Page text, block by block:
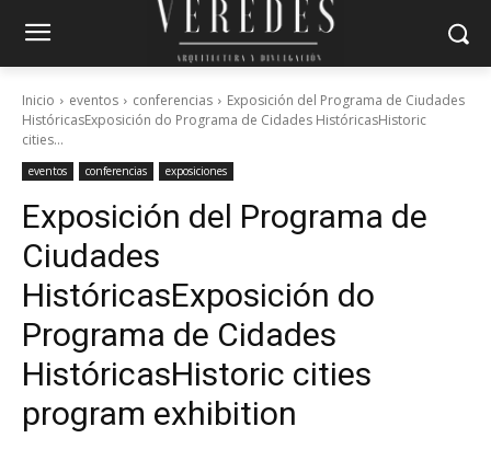
Inicio eventos conferencias
Exposición del Programa de Ciudades
HistóricasExposición do Programa de Cidades HistóricasHistoric
cities...
eventos conferencias exposiciones
Exposición del Programa de
Ciudades
HistóricasExposición do
Programa de Cidades
HistóricasHistoric cities
program exhibition